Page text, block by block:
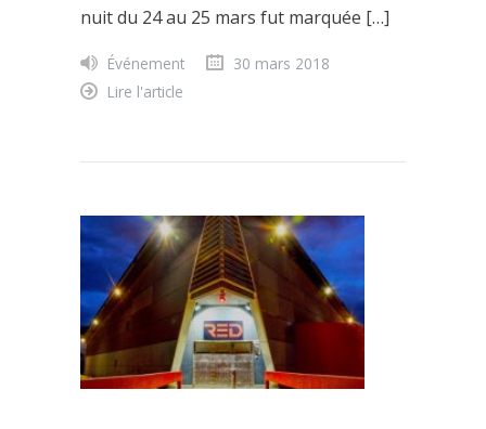
nuit du 24 au 25 mars fut marquée […]
Événement
30 mars 2018
Lire l'article